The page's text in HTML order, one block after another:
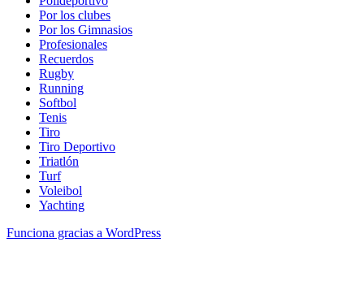
Por los clubes
Por los Gimnasios
Profesionales
Recuerdos
Rugby
Running
Softbol
Tenis
Tiro
Tiro Deportivo
Triatlón
Turf
Voleibol
Yachting
Funciona gracias a WordPress